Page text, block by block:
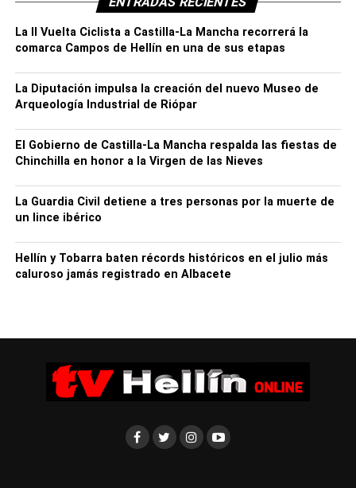
En la categoría femenina, Mª Carmen Risueño completó
dos minutos y medio con la actual campeona del Circuito
atletas capaces de correr por debajo de la hora y media.
Francisca García Mansilla completó el pódium femenino
La II Vuelta Ciclista a Castilla-La Mancha recorrerá la
comarca Campos de Hellín en una de sus etapas
La Diputación impulsa la creación del nuevo Museo de
Arqueología Industrial de Riópar
El Gobierno de Castilla-La Mancha respalda las fiestas de
Chinchilla en honor a la Virgen de las Nieves
La Guardia Civil detiene a tres personas por la muerte de
un lince ibérico
Hellín y Tobarra baten récords históricos en el julio más
caluroso jamás registrado en Albacete